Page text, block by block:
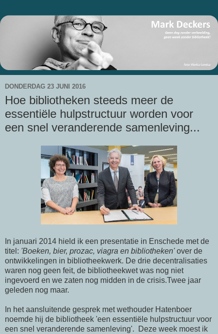
DONDERDAG 23 JUNI 2016
Hoe bibliotheken steeds meer de
essentiële hulpstructuur worden voor
een snel veranderende samenleving...
In januari 2014 hield ik een presentatie in Enschede met de
titel: 'Boeken, bier, prozac, viagra en bibliotheken'over de
ontwikkelingen in bibliotheekwerk. De drie decentralisaties
waren nog geen feit, de bibliotheekwet was nog niet
ingevoerd en we zaten nog midden in de crisis.Twee jaar
geleden nog maar.
In het aansluitende gesprek met wethouder Hatenboer
noemde hij de bibliotheek 'een essentiële hulpstructuur voor
een snel veranderende samenleving'. Deze week moest ik